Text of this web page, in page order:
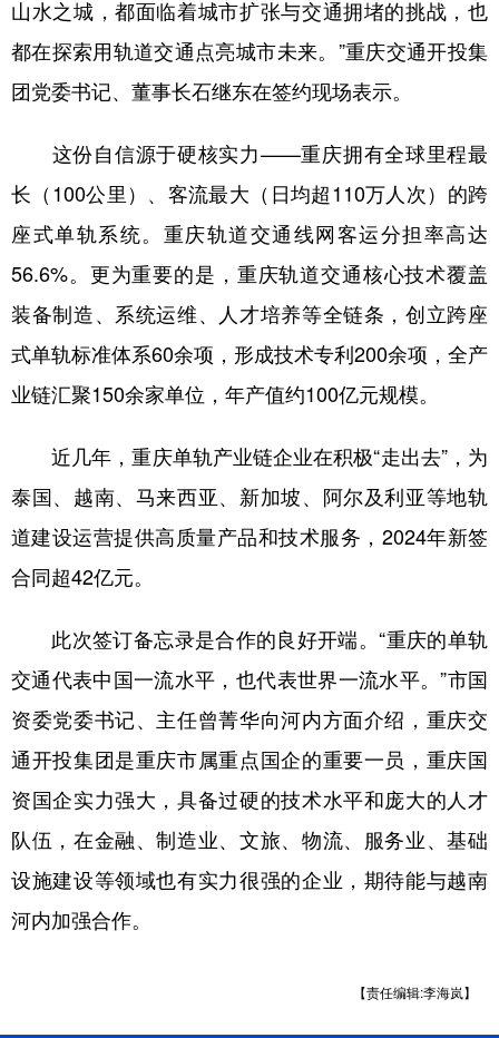
山水之城，都面临着城市扩张与交通拥堵的挑战，也
都在探索用轨道交通点亮城市未来。”重庆交通开投集
团党委书记、董事长石继东在签约现场表示。
这份自信源于硬核实力——重庆拥有全球里程最
长（100公里）、客流最大（日均超110万人次）的跨
座式单轨系统。重庆轨道交通线网客运分担率高达
56.6%。更为重要的是，重庆轨道交通核心技术覆盖
装备制造、系统运维、人才培养等全链条，创立跨座
式单轨标准体系60余项，形成技术专利200余项，全产
业链汇聚150余家单位，年产值约100亿元规模。
近几年，重庆单轨产业链企业在积极“走出去”，为
泰国、越南、马来西亚、新加坡、阿尔及利亚等地轨
道建设运营提供高质量产品和技术服务，2024年新签
合同超42亿元。
此次签订备忘录是合作的良好开端。“重庆的单轨
交通代表中国一流水平，也代表世界一流水平。”市国
资委党委书记、主任曾菁华向河内方面介绍，重庆交
通开投集团是重庆市属重点国企的重要一员，重庆国
资国企实力强大，具备过硬的技术水平和庞大的人才
队伍，在金融、制造业、文旅、物流、服务业、基础
设施建设等领域也有实力很强的企业，期待能与越南
河内加强合作。
【责任编辑:李海岚】